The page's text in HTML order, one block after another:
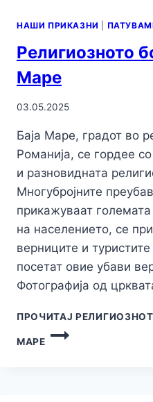
НАШИ ПРИКАЗНИ
Религиозното
Маре
03.05.2025
Баја Маре, градот во
Романија, се гордее со
и разновидната
Многубројните
прикажуваат
на населението, се
верниците и
посетат овие убави
Фотографија од
ПРОЧИТАЈ
МАРЕ